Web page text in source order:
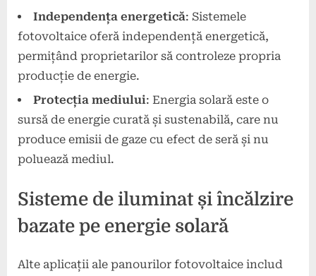
Independența energetică: Sistemele
fotovoltaice oferă independență energetică,
permițând proprietarilor să controleze propria
producție de energie.
Protecția mediului: Energia solară este o
sursă de energie curată și sustenabilă, care nu
produce emisii de gaze cu efect de seră și nu
poluează mediul.
Sisteme de iluminat și încălzire
bazate pe energie solară
Alte aplicații ale panourilor fotovoltaice includ